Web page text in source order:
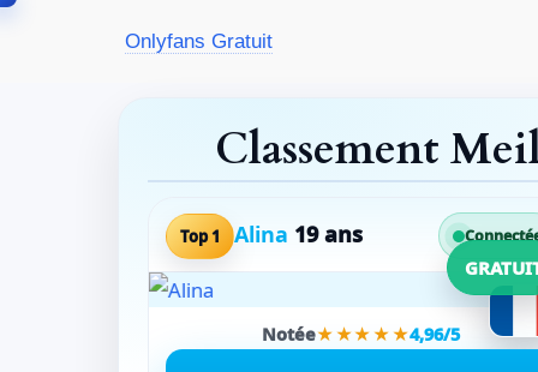
Onlyfans Gratuit
Classement
Top 1 Alina 19 ans
Notée★★★★★4,96/5